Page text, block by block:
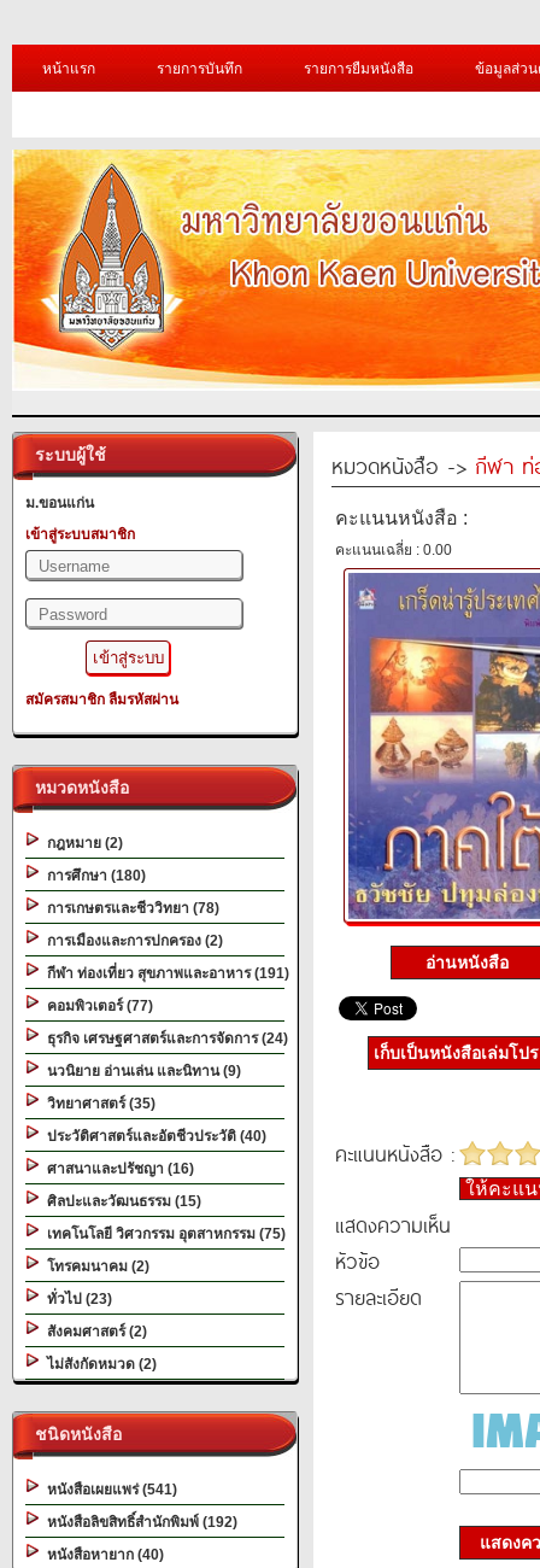
หน้าแรก รายการบันทึก รายการยืมหนังสือ ข้อมูลส่ว
ระบบผู้ใช้
ม.ขอนแก่น
เข้าสู่ระบบสมาชิก
สมัครสมาชิก ลืมรหัสผ่าน
หมวดหนังสือ
กฎหมาย (2)
การศึกษา (180)
การเกษตรและชีววิทยา (78)
การเมืองและการปกครอง (2)
กีฬา ท่องเที่ยว สุขภาพและอาหาร (191)
คอมพิวเตอร์ (77)
ธุรกิจ เศรษฐศาสตร์และการจัดการ (24)
นวนิยาย อ่านเล่น และนิทาน (9)
วิทยาศาสตร์ (35)
ประวัติศาสตร์และอัตชีวประวัติ (40)
ศาสนาและปรัชญา (16)
ศิลปะและวัฒนธรรม (15)
เทคโนโลยี วิศวกรรม อุตสาหกรรม (75)
โทรคมนาคม (2)
ทั่วไป (23)
สังคมศาสตร์ (2)
ไม่สังกัดหมวด (2)
ชนิดหนังสือ
หนังสือเผยแพร่ (541)
หนังสือลิขสิทธิ์สำนักพิมพ์ (192)
หนังสือหายาก (40)
หมวดหนังสือ -> กีฬา ท่
คะแนนหนังสือ :
คะแนนเฉลี่ย : 0.00
อ่านหนังสือ
เก็บเป็นหนังสือเล่มโป
คะแนนหนังสือ :
ให้คะแ
แสดงความเห็น
หัวข้อ
รายละเอียด
แสดงค